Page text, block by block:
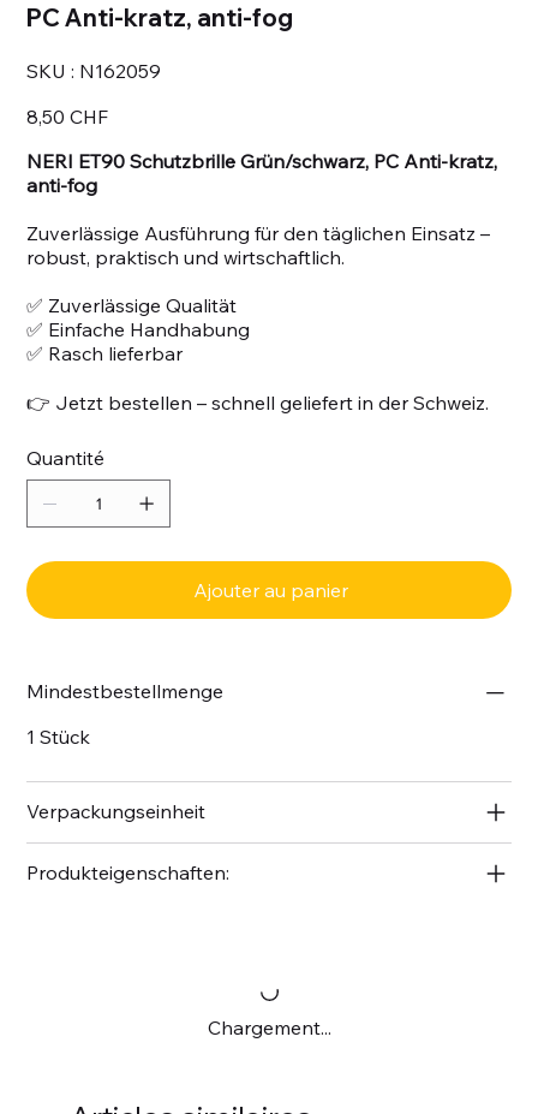
PC Anti-kratz, anti-fog
SKU : SKU
N162059
N162059
8,50 CHF
NERI ET90 Schutzbrille Grün/schwarz, PC Anti-kratz,
anti-fog
Zuverlässige Ausführung für den täglichen Einsatz –
robust, praktisch und wirtschaftlich.
✅ Zuverlässige Qualität
✅ Einfache Handhabung
✅ Rasch lieferbar
👉 Jetzt bestellen – schnell geliefert in der Schweiz.
Quantité
Ajouter au panier
Mindestbestellmenge
1 Stück
Verpackungseinheit
Produkteigenschaften:
Chargement...